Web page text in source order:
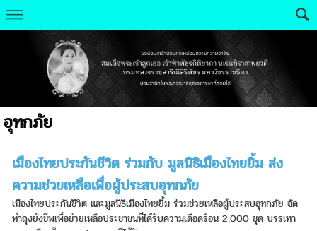
อุทกภัย
เมืองไทยประกันชีวิต ร่วมกับ มูลนิธิเมืองไทยยิ้ม ส่ง
ความช่วยเหลือเพื่อผู้ประสบอุทกภัย
เมืองไทยประกันชีวิต และมูลนิธิเมืองไทยยิ้ม ร่วมช่วยเหลือผู้ประสบอุทกภัย จัด
ทำถุงยังชีพเพื่อช่วยเหลือประชาชนที่ได้รับความเดือดร้อน 2,000 ชุด บรรเทา